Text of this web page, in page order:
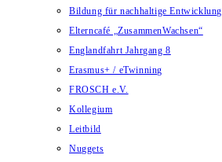
Bildung für nachhaltige Entwicklung
Elterncafé „ZusammenWachsen“
Englandfahrt Jahrgang 8
Erasmus+ / eTwinning
FROSCH e.V.
Kollegium
Leitbild
Nuggets